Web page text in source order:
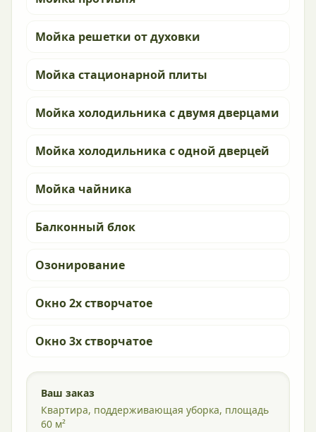
Мойка решетки от духовки
Мойка стационарной плиты
Мойка холодильника с двумя дверцами
Мойка холодильника с одной дверцей
Мойка чайника
Балконный блок
Озонирование
Окно 2х створчатое
Окно 3х створчатое
Ваш заказ
Квартира, поддерживающая уборка, площадь
60 м²